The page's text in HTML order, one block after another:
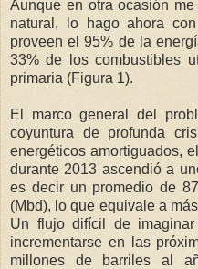
Aunque en otra ocasión
natural, lo hago ahora
proveen el 95% de la
33% de los combustibles
primaria (Figura 1).
El marco general del
coyuntura de profunda
energéticos amortiguados,
durante 2013 ascendió a
es decir un promedio de
(Mbd), lo que equivale a
Un flujo difícil de
incrementarse en las
millones de barriles al